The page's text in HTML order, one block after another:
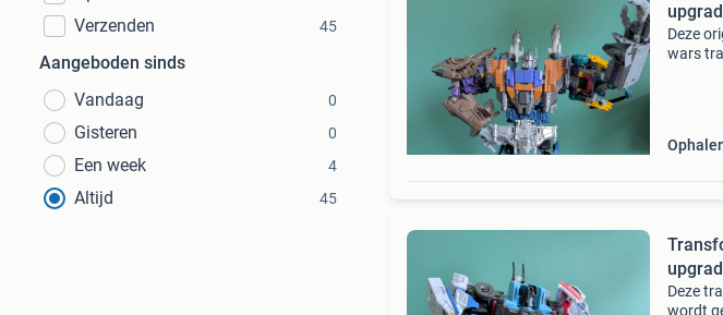
Verzenden 45
Aangeboden sinds
Vandaag
0
Gisteren 0
Een week 4
Altijd 45
Deze
wars
Deze
wordt